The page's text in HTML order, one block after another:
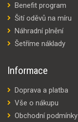
Benefit program
Šití oděvů na míru
Náhradní plnění
Šetříme náklady
Informace
Doprava a platba
Vše o nákupu
Obchodní podmínky